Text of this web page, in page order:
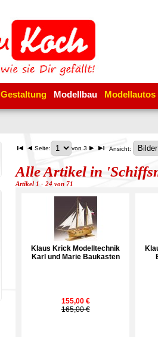
Gestaltung Modellbau Modellautos
Seite: von 3 Ansicht:
Alle Artikel in
Artikel 1 - 24 von 71
Klaus Krick Modelltechnik
Karl und Marie Baukasten
155,00 €
165,00 €